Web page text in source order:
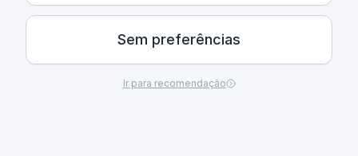
Sem preferências
Ir para recomendação